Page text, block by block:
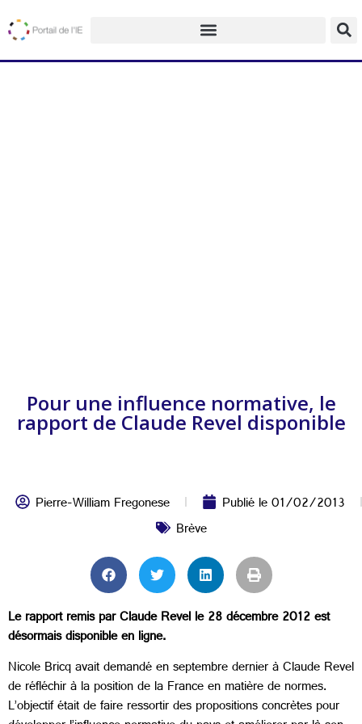
Pour une influence normative, le
rapport de Claude Revel disponible
Pierre-William Fregonese Publié le01/02/2013
Brève
Le rapport remis par Claude Revel le 28 décembre 2012 est
désormais disponible en ligne.
Nicole Bricq avait demandé en septembre dernier à Claude Revel
de réfléchir à la position de la France en matière de normes.
L’objectif était de faire ressortir des propositions concrètes pour